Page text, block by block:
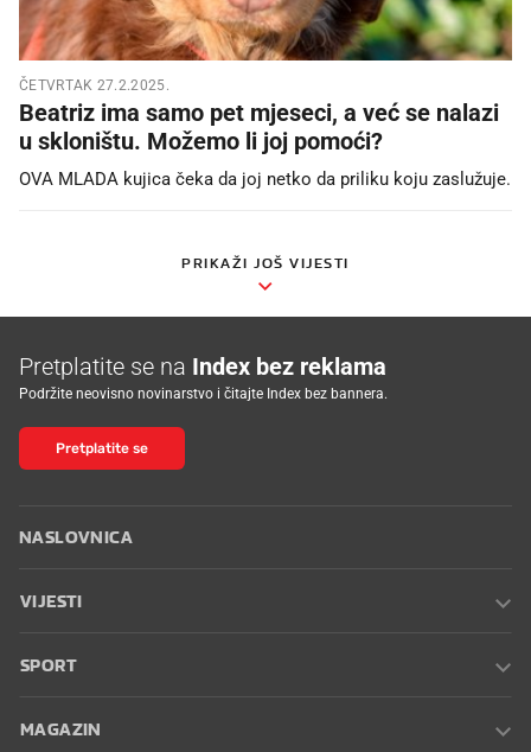
ČETVRTAK 27.2.2025.
Beatriz ima samo pet mjeseci, a već se nalazi
u skloništu. Možemo li joj pomoći?
OVA MLADA kujica čeka da joj netko da priliku koju zaslužuje.
PRIKAŽI JOŠ VIJESTI
Pretplatite se na Index bez reklama
Podržite neovisno novinarstvo i čitajte Index bez bannera.
Pretplatite se
NASLOVNICA
VIJESTI
SPORT
MAGAZIN